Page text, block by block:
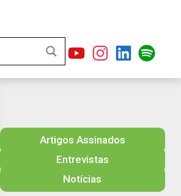
Artigos Assinados
Entrevistas
Notícias